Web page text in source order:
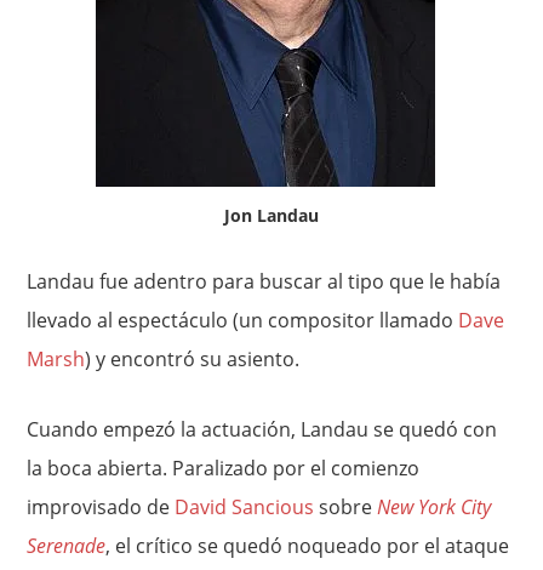
Jon Landau
Landau fue adentro para buscar al tipo que le había
llevado al espectáculo (un compositor llamado Dave
Marsh) y encontró su asiento.
Cuando empezó la actuación, Landau se quedó con
la boca abierta. Paralizado por el comienzo
improvisado de David Sancious sobreNew York City
Serenade, el crítico se quedó noqueado por el ataque